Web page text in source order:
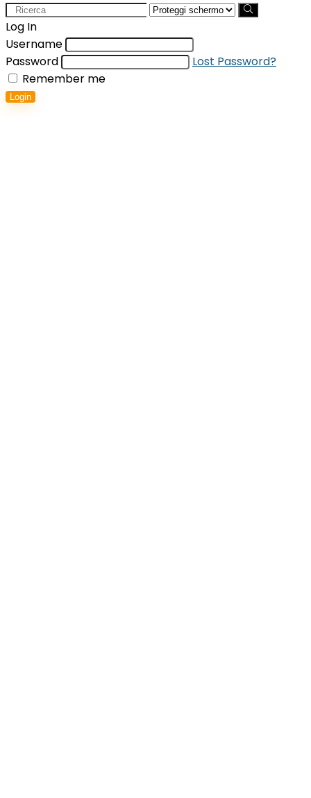
Search
for:
Log In
Username
Password
Lost Password?
Remember me
Login